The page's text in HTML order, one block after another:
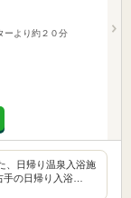
ーより約２０分
、日帰り温泉入浴施
の日帰り入浴…